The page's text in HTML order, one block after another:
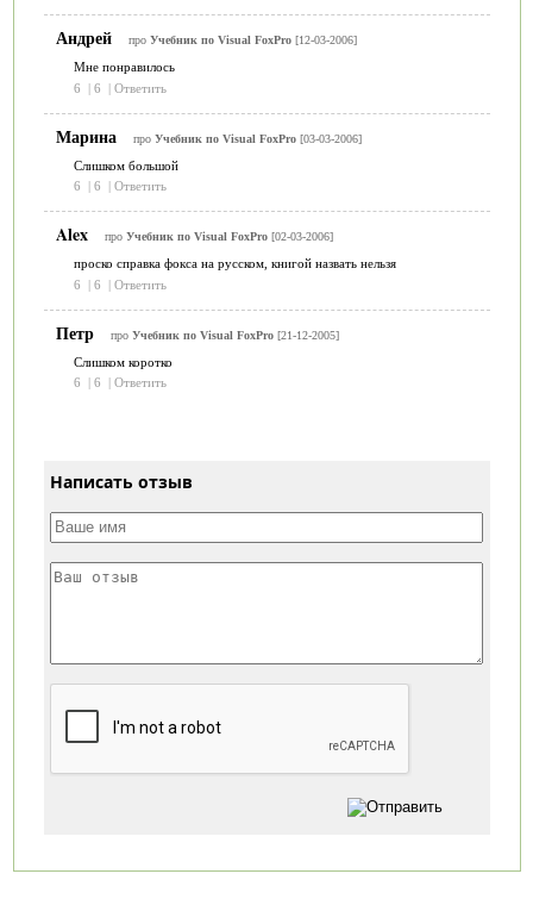
Андрей про Учебник по Visual FoxPro [12-03-2006]
Мне понравилось
6
| 6 | Ответить
Марина про Учебник по Visual FoxPro [03-03-2006]
Слишком большой
6
| 6 | Ответить
Alex про Учебник по Visual FoxPro [02-03-2006]
проско справка фокса на русском, книгой назвать нельзя
6
| 6 | Ответить
Петр про Учебник по Visual FoxPro [21-12-2005]
Слишком коротко
6
| 6 | Ответить
Написать отзыв